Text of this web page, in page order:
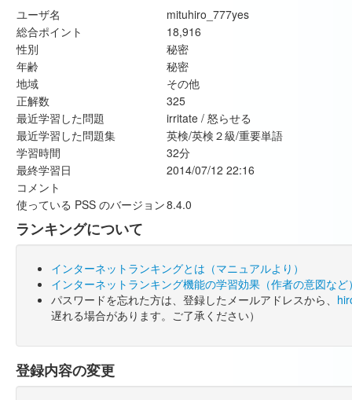
ユーザ名
mituhiro_777yes
総合ポイント
18,916
性別
秘密
年齢
秘密
地域
その他
正解数
325
最近学習した問題
irritate / 怒らせる
最近学習した問題集
英検/英検２級/重要単語
学習時間
32分
最終学習日
2014/07/12 22:16
コメント
使っている PSS のバージョン8.4.0
ランキングについて
インターネットランキングとは（マニュアルより）
インターネットランキング機能の学習効果（作者の意図など
パスワードを忘れた方は、登録したメールアドレスから、
遅れる場合があります。ご了承ください）
登録内容の変更